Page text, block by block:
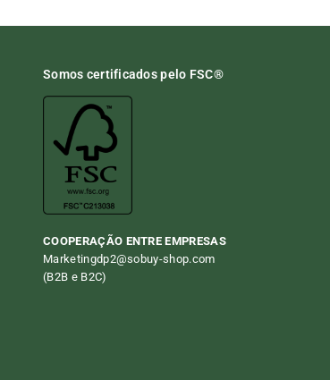
Somos certificados pelo FSC®
COOPERAÇÃO ENTRE EMPRESAS
Marketingdp2@sobuy-shop.com
(B2B e B2C)